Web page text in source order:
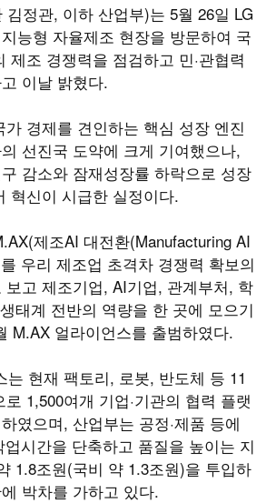
정관, 이하 산업부)는 5월 26일 LG
능형 자율제조 현장을 방문하여 국
제조 경쟁력을 점검하고 민·관협력
이날 밝혔다.
가 경제를 견인하는 핵심 성장 엔진
선진국 도약에 크게 기여했으나,
감소와 잠재성장률 하락으로 성장
혁신이 시급한 실정이다.
제조AI 대전환(Manufacturing AI
우리 제조업 초격차 경쟁력 확보의
보고 제조기업, AI기업, 관계부처, 학
태계 전반의 역량을 한 곳에 모으기
M.AX 얼라이언스를 출범하였다.
는 현재 팩토리, 로봇, 반도체 등 11
1,500여개 기업·기관의 협력 플랫
였으며, 산업부는 공정·제품 등에
시간을 단축하고 품질을 높이는 지
1.8조원(국비 약 1.3조원)을 투입하
박차를 가하고 있다.